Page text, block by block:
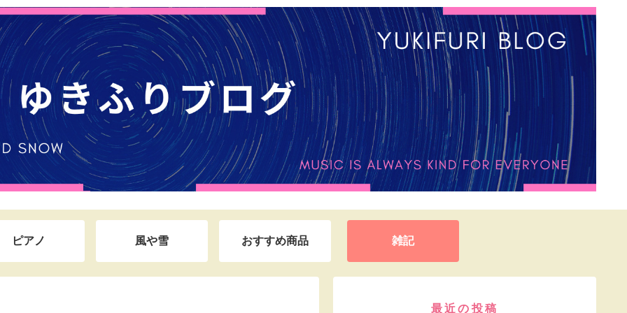
ピアノ 風や雪 おすすめ商品 雑記
最近の投稿